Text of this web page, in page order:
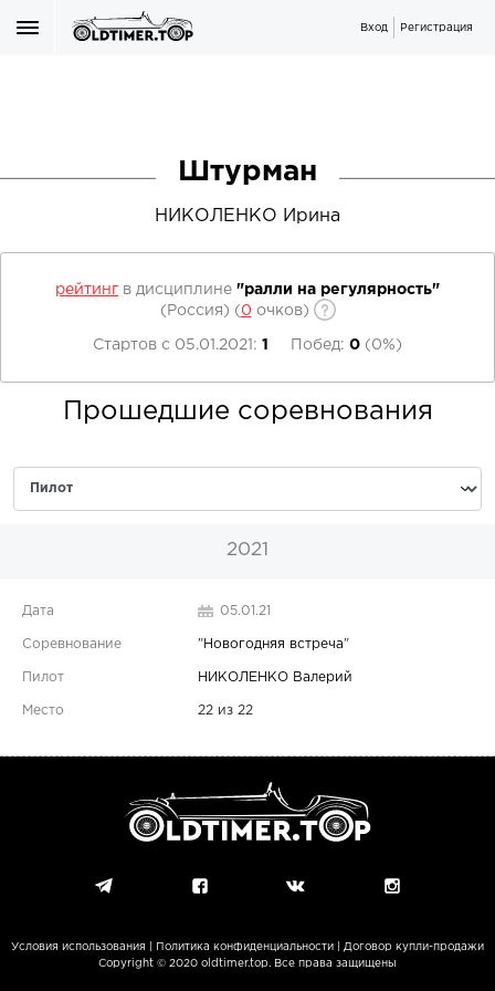
Вход Регистрация
Штурман
НИКОЛЕНКО Ирина
рейтинг в дисциплине "ралли на регулярность"
(Россия) (0 очков)
Стартов с 05.01.2021 : 1 Побед: 0 (0%)
Прошедшие соревнования
2021
05.01.21
"Новогодняя встреча"
НИКОЛЕНКО Валерий
22 из 22
Условия использования Политика конфиденциальности
Договор купли-продажи
Copyright © 2020 oldtimer.top. Все права защищены